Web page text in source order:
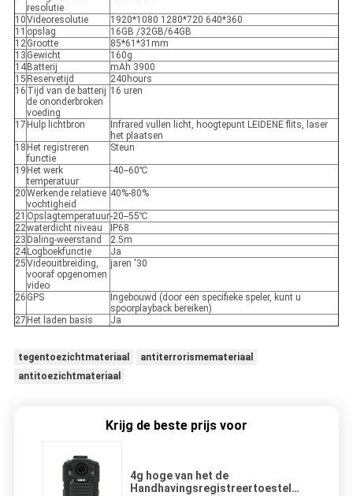
resolutie
10Videoresolutie
1920*1080 1280*720 640*360
11 opslag
16GB /32GB/64GB
12Grootte
85*61*31mm
13 Gewicht
160g
14 Batterij
mAh 3900
15 Reservetijd
240hours
16 Tijd van de batterij
de ononderbroken
voeding
16 uren
17 Hulp lichtbron
Infrared vullen licht, hoogtepunt LEIDENE flits, laser
het plaatsen
18 Het registreren
functie
Steun
19 Het werk
temperatuur
-40--60℃
20Werkende relatieve
vochtigheid
40%-80%
21 Opslagtemperatuur-20--55℃
22waterdicht niveau
IP68
23 Daling-weerstand
2.5m
24 Logboekfunctie
Ja
25Videouitbreiding,
vooraf opgenomen
video
jaren '30
26 GPS
Ingebouwd (door een specifieke speler, kunt u
spoorplayback bereiken)
27 Het laden basis Ja
tegentoezichtmateriaal
antiterrorismemateriaal
antitoezichtmateriaal
Krijg de beste prijs voor
4g hoge van het de
Handhavingsregistreertoestel